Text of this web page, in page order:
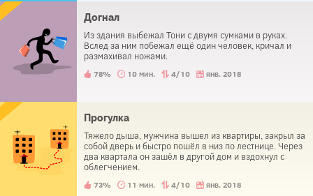
Догнал
Из здания выбежал Тони с двумя сумками в руках.
Вслед за ним побежал ещё один человек, кричал и
размахивал ножами.
78% 10 мин. 4/10 янв. 2018
Прогулка
Тяжело дыша, мужчина вышел из квартиры, закрыл за
собой дверь и быстро пошёл в низ по лестнице. Через
два квартала он зашёл в другой дом и вздохнул с
облегчением.
73% 11 мин. 4/10 янв. 2018